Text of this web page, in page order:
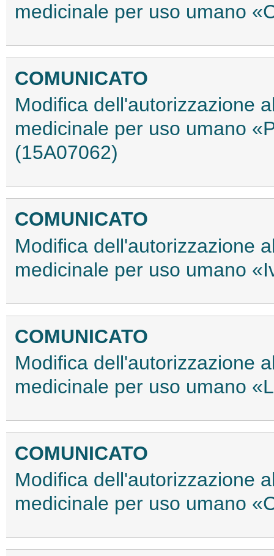
medicinale per uso umano
COMUNICATO
Modifica dell'autorizzazione
medicinale per uso umano
(15A07062)
COMUNICATO
Modifica dell'autorizzazione
medicinale per uso umano
COMUNICATO
Modifica dell'autorizzazione
medicinale per uso umano
COMUNICATO
Modifica dell'autorizzazione
medicinale per uso umano